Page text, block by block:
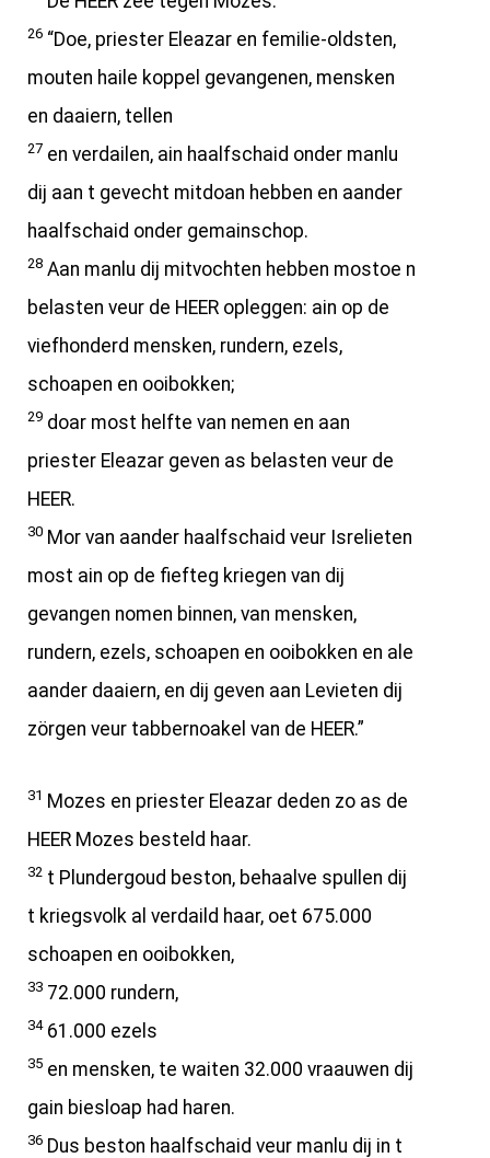
26 “Doe, priester Eleazar en femilie-oldsten,
mouten haile koppel gevangenen, mensken
en daaiern, tellen
27 en verdailen, ain haalfschaid onder manlu
dij aan t gevecht mitdoan hebben en aander
haalfschaid onder gemainschop.
28 Aan manlu dij mitvochten hebben mostoe n
belasten veur de HEER opleggen: ain op de
viefhonderd mensken, rundern, ezels,
schoapen en ooibokken;
29 doar most helfte van nemen en aan
priester Eleazar geven as belasten veur de
HEER.
30 Mor van aander haalfschaid veur Isrelieten
most ain op de fiefteg kriegen van dij
gevangen nomen binnen, van mensken,
rundern, ezels, schoapen en ooibokken en ale
aander daaiern, en dij geven aan Levieten dij
zörgen veur tabbernoakel van de HEER.”
31 Mozes en priester Eleazar deden zo as de
HEER Mozes besteld haar.
32 t Plundergoud beston, behaalve spullen dij
t kriegsvolk al verdaild haar, oet 675.000
schoapen en ooibokken,
33 72.000 rundern,
3461.000 ezels
35 en mensken, te waiten 32.000 vraauwen dij
gain biesloap had haren.
36 Dus beston haalfschaid veur manlu dij in t